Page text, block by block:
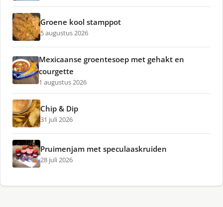
Groene kool stamppot
5 augustus 2026
Mexicaanse groentesoep met gehakt en
courgette
1 augustus 2026
Chip & Dip
31 juli 2026
Pruimenjam met speculaaskruiden
28 juli 2026